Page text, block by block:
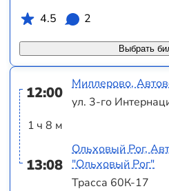
Выбрать
4.5
2
12:00
1 ч 8 м
13:08
Миллерово,
ул. 3-го
Ольховый Рог,
"Ольховый Рог"
Трасса 60К-17